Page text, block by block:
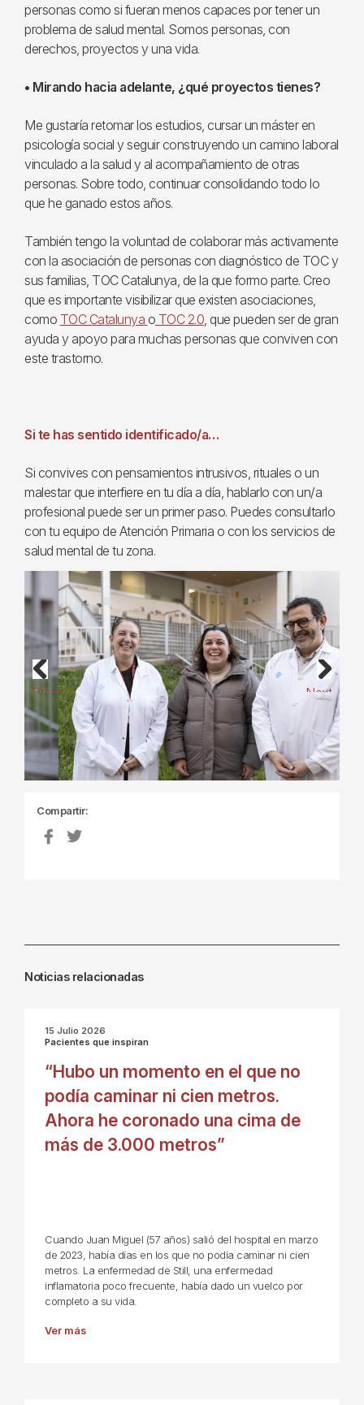
personas como si fueran menos capaces por tener un
problema de salud mental. Somos personas, con
derechos, proyectos y una vida.
• Mirando hacia adelante, ¿qué proyectos tienes?
Me gustaría retomar los estudios, cursar un máster en
psicología social y seguir construyendo un camino laboral
vinculado a la salud y al acompañamiento de otras
personas. Sobre todo, continuar consolidando todo lo
que he ganado estos años.
También tengo la voluntad de colaborar más activamente
con la asociación de personas con diagnóstico de TOC y
sus familias, TOC Catalunya, de la que formo parte. Creo
que es importante visibilizar que existen asociaciones,
como TOC Catalunya o TOC 2.0, que pueden ser de gran
ayuda y apoyo para muchas personas que conviven con
este trastorno.
Si te has sentido identificado/a…
Si convives con pensamientos intrusivos, rituales o un
malestar que interfiere en tu día a día, hablarlo con un/a
profesional puede ser un primer paso. Puedes consultarlo
con tu equipo de Atención Primaria o con los servicios de
salud mental de tu zona.
Previous Next
Compartir:
Noticias relacionadas
15 Julio 2026
Pacientes que inspiran
“Hubo un momento en el que no
podía caminar ni cien metros.
Ahora he coronado una cima de
más de 3.000 metros”
Cuando Juan Miguel (57 años) salió del hospital en marzo
de 2023, había días en los que no podía caminar ni cien
metros. La enfermedad de Still, una enfermedad
inflamatoria poco frecuente, había dado un vuelco por
completo a su vida.
Ver más